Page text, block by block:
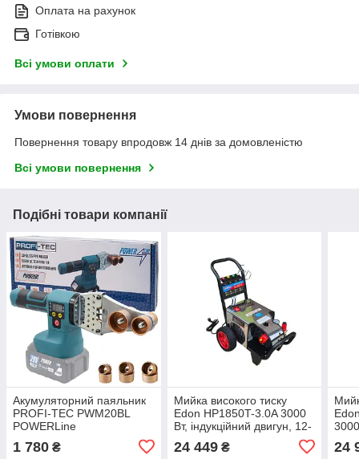
Оплата на рахунок
Готівкою
Всі умови оплати
Умови повернення
Повернення товару впродовж 14 днів за домовленістю
Всі умови повернення
Подібні товари компанії
Акумуляторний паяльник
PROFI-TEC PWM20BL
POWERLine
1 780 ₴
Мийка високого тиску
Edon HP1850T-3.0A 3000
Вт, індукційний двигун, 12-
20 МПа, 16 л/хв, шланг 10
м, 4 насадки та пінна
24 449₴ 24